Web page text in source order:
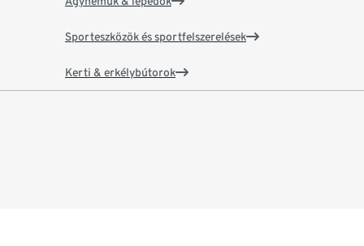
Sporteszközök és sportfelszerelések
Kerti & erkélybútorok